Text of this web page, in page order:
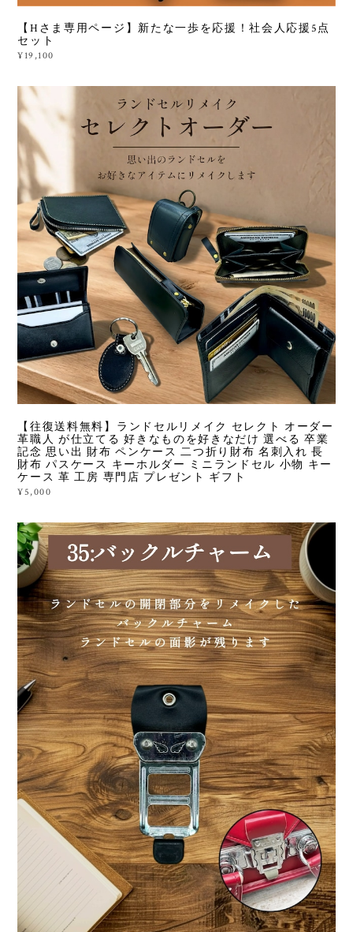
【Hさま専用ページ】新たな一歩を応援！社会人応援5点
セット
¥19,100
【往復送料無料】ランドセルリメイク セレクト オーダー
革職人 が仕立てる 好きなものを好きなだけ 選べる 卒業
記念 思い出 財布 ペンケース 二つ折り財布 名刺入れ 長
財布 パスケース キーホルダー ミニランドセル 小物 キー
ケース 革 工房 専門店 プレゼント ギフト
¥5,000